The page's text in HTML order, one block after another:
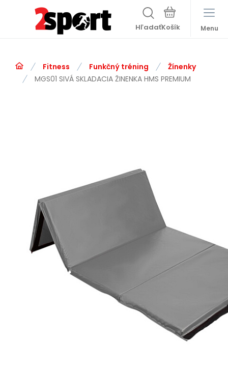
Hľadať Menu
Fitness Funkčný tréning
Žínenky
MGS01 SIVÁ SKLADACIA ŽINENKA HMS PREMIUM